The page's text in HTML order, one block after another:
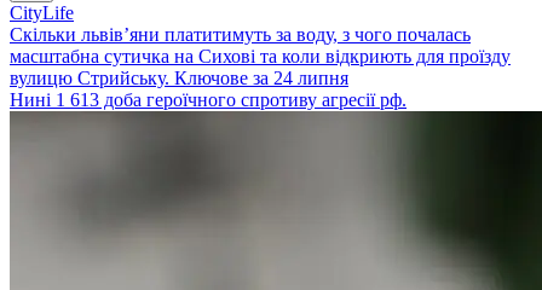
CityLife
Скільки львів’яни платитимуть за воду, з чого почалась
масштабна сутичка на Сихові та коли відкриють для проїзду
вулицю Стрийську. Ключове за 24 липня
Нині 1 613 доба героїчного спротиву агресії рф.